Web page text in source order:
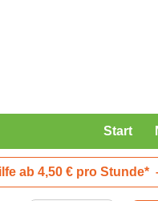
Start
ab 4,50 € pro Stunde*